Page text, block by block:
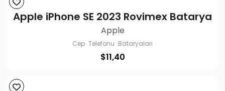
Apple iPhone SE 2023 Rovimex Batarya
Apple
Cep Telefonu Bataryaları
$11,40